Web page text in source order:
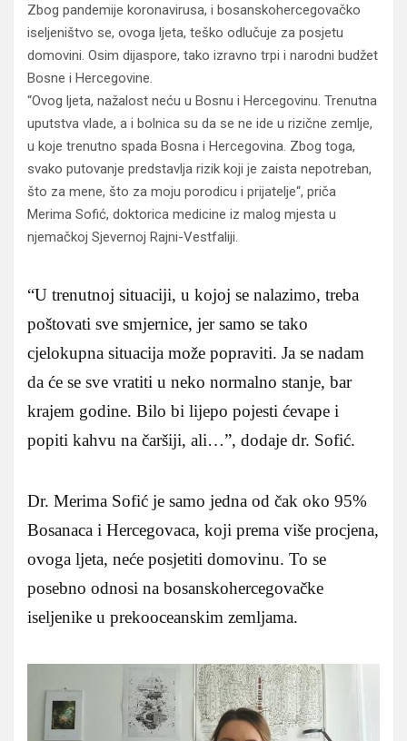
Zbog pandemije koronavirusa, i bosanskohercegovačko
iseljeništvo se, ovoga ljeta, teško odlučuje za posjetu
domovini. Osim dijaspore, tako izravno trpi i narodni budžet
Bosne i Hercegovine.
“Ovog ljeta, nažalost neću u Bosnu i Hercegovinu. Trenutna
uputstva vlade, a i bolnica su da se ne ide u rizične zemlje,
u koje trenutno spada Bosna i Hercegovina. Zbog toga,
svako putovanje predstavlja rizik koji je zaista nepotreban,
što za mene, što za moju porodicu i prijatelje“, priča
Merima Sofić, doktorica medicine iz malog mjesta u
njemačkoj Sjevernoj Rajni-Vestfaliji.
“U trenutnoj situaciji, u kojoj se nalazimo, treba
poštovati sve smjernice, jer samo se tako
cjelokupna situacija može popraviti. Ja se nadam
da će se sve vratiti u neko normalno stanje, bar
krajem godine. Bilo bi lijepo pojesti ćevape i
popiti kahvu na čaršiji, ali…”, dodaje dr. Sofić.
Dr. Merima Sofić je samo jedna od čak oko 95%
Bosanaca i Hercegovaca, koji prema više procjena,
ovoga ljeta, neće posjetiti domovinu. To se
posebno odnosi na bosanskohercegovačke
iseljenike u prekooceanskim zemljama.